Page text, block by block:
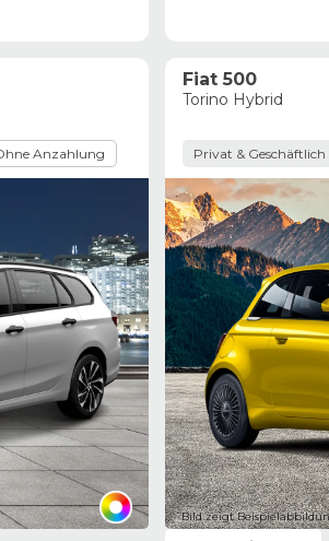
Anzahlung
Fiat 500
Torino Hybrid
Privat & Geschäftlich
Bild zeigt